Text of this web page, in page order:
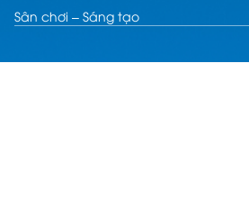
Sân chơi – Sáng tạo